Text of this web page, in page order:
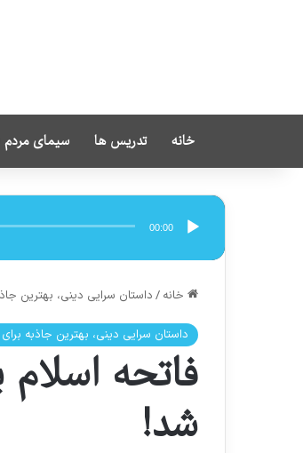
خانه تدریس ها سیمای مردم
پخش‌کننده
صوت
00:00
خانه /داستان سرایی دینی، بهترین
داستان سرایی دینی، بهترین جاذبه
فاتحه
شد!